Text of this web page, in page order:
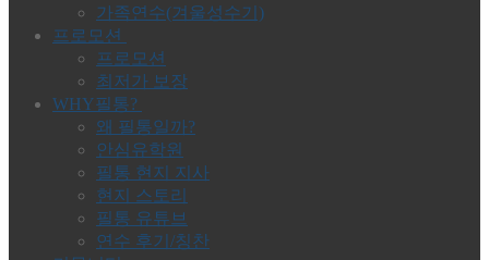
가족연수(겨울성수기)
프로모션
프로모션
최저가 보장
WHY필통?
왜 필통일까?
안심유학원
필통 현지 지사
현지 스토리
필통 유튜브
연수 후기/칭찬